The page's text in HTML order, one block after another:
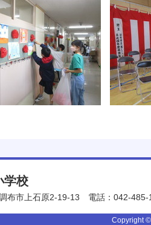
学校
布市上石原2-19-13 電話：042-485-
Copyright